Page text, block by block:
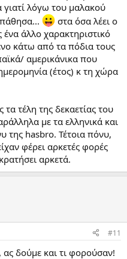
γιατί λόγω του μαλακού
στα όσα λέει ο
άλλο χαρακτηριστικό
κάτω από τα πόδια τους
αμερικάνικα που
(έτος) κ τη χώρα
τέλη της δεκαετίας του
με τα ελληνικά και
της hasbro. Τέτοια πόνυ,
φέρει αρκετές φορές
αρκετά.
#11
δούμε και τι φορούσαν!